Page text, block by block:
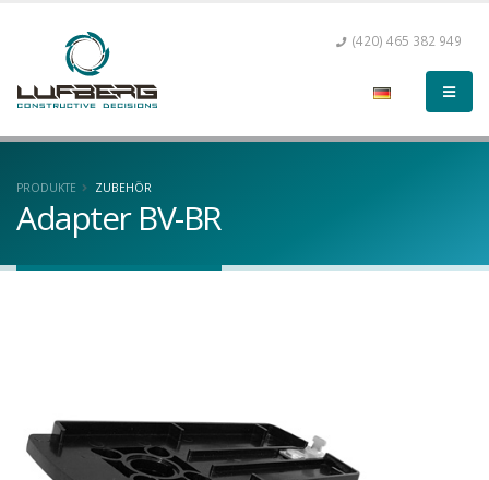
(420) 465 382 949
PRODUKTE ZUBEHÖR
Adapter BV-BR